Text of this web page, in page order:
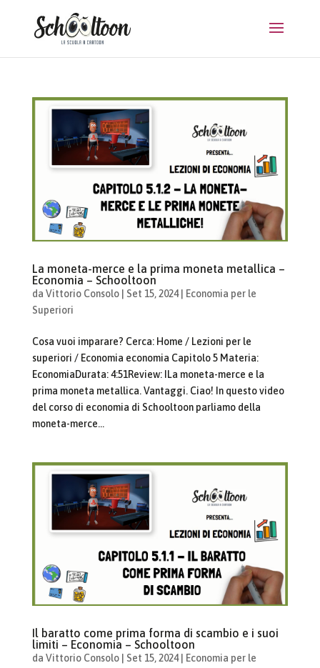
La moneta-merce e la prima moneta metallica –
Economia – Schooltoon
da Vittorio Consolo| Set 15, 2024| Economia per le
Superiori
Cosa vuoi imparare? Cerca: Home / Lezioni per le
superiori / Economia economia Capitolo 5 Materia:
EconomiaDurata: 4:51Review: ILa moneta-merce e la
prima moneta metallica. Vantaggi. Ciao! In questo video
del corso di economia di Schooltoon parliamo della
moneta-merce...
Il baratto come prima forma di scambio e i suoi
limiti – Economia – Schooltoon
da Vittorio Consolo| Set 15, 2024|
Economia per le